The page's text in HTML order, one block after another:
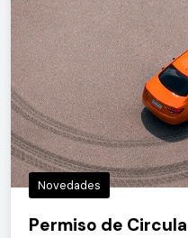
Novedades
Permiso de